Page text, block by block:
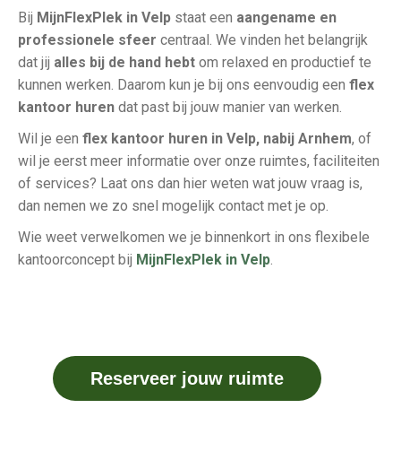
Bij MijnFlexPlek in Velp staat een aangename en
professionele sfeer centraal. We vinden het belangrijk
dat jij alles bij de hand hebt om relaxed en productief te
kunnen werken. Daarom kun je bij ons eenvoudig een flex
kantoor huren dat past bij jouw manier van werken.
Wil je een flex kantoor huren in Velp, nabij Arnhem, of
wil je eerst meer informatie over onze ruimtes, faciliteiten
of services? Laat ons dan hier weten wat jouw vraag is,
dan nemen we zo snel mogelijk contact met je op.
Wie weet verwelkomen we je binnenkort in ons flexibele
kantoorconcept bij MijnFlexPlek in Velp
Reserveer jouw ruimte